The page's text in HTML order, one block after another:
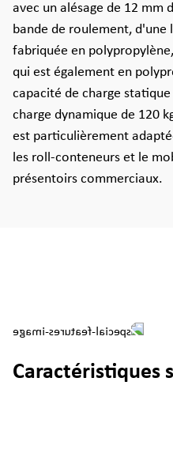
avec un alésage de 12 mm
bande de roulement, d'une
fabriquée en
qui est également en
capacité de charge
charge dynamique de 120
est particulièrement
les roll-conteneurs et le
présentoirs commerciaux.
Caractéristiques